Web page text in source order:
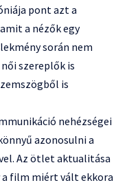
pont azt a
a nézők egy
során nem
szereplők is
is
nehézségei
azonosulni a
Az ötlet aktualitása
a film miért vált ekkora